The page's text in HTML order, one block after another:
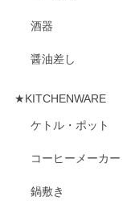
酒器
醤油差し
★KITCHENWARE
ケトル・ポット
コーヒーメーカー
鍋敷き